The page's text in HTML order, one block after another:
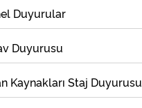
Duyurular
Duyurusu
Kaynakları Staj Duyurusu